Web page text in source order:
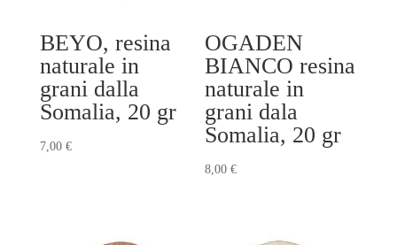
BEYO, resina
naturale in
grani dalla
Somalia, 20 gr
7,00 €
OGADEN
BIANCO resina
naturale in
grani dala
Somalia, 20 gr
8,00€